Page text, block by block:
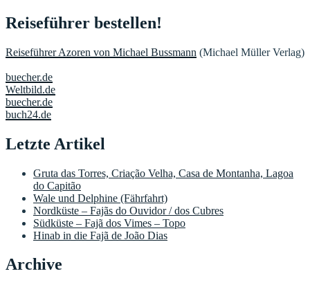
Reiseführer bestellen!
Reiseführer Azoren von Michael Bussmann (Michael Müller Verlag)
buecher.de
Weltbild.de
buecher.de
buch24.de
Letzte Artikel
Gruta das Torres, Criação Velha, Casa de Montanha, Lagoa
do Capitão
Wale und Delphine (Fährfahrt)
Nordküste – Fajãs do Ouvidor / dos Cubres
Südküste – Fajã dos Vimes – Topo
Hinab in die Fajã de João Dias
Archive